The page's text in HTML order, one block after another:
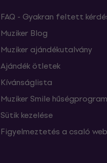
FAQ - Gyakran feltett
Muziker Blog
Muziker ajándékutalvány
Ajándék ötletek
Kívánságlista
Muziker Smile hűségprogram
Sütik kezelése
Figyelmeztetés a csaló